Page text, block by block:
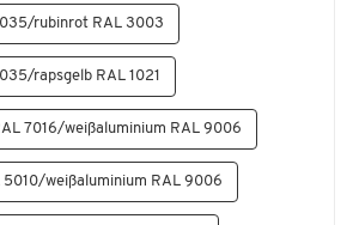
rubinrot RAL 3003
rapsgelb RAL 1021
7016/weißaluminium RAL 9006
5010/weißaluminium RAL 9006